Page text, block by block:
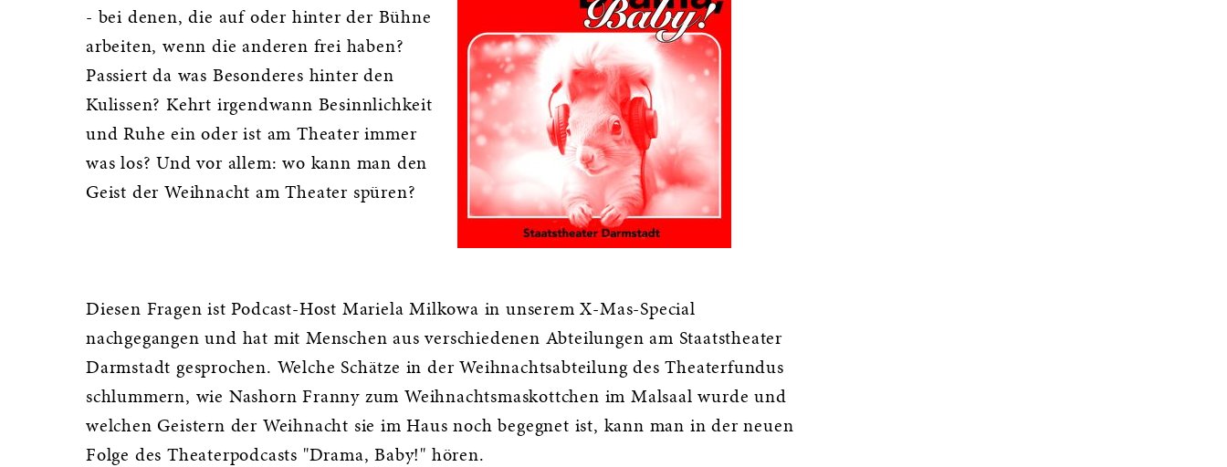
- bei denen, die auf oder hinter der Bühne
arbeiten, wenn die anderen frei haben?
Passiert da was Besonderes hinter den
Kulissen? Kehrt irgendwann Besinnlichkeit
und Ruhe ein oder ist am Theater immer
was los? Und vor allem: wo kann man den
Geist der Weihnacht am Theater spüren?
Diesen Fragen ist Podcast-Host Mariela Milkowa in unserem X-Mas-Special
nachgegangen und hat mit Menschen aus verschiedenen Abteilungen am Staatstheater
Darmstadt gesprochen. Welche Schätze in der Weihnachtsabteilung des Theaterfundus
schlummern, wie Nashorn Franny zum Weihnachtsmaskottchen im Malsaal wurde und
welchen Geistern der Weihnacht sie im Haus noch begegnet ist, kann man in der neuen
Folge des Theaterpodcasts "Drama, Baby!" hören.